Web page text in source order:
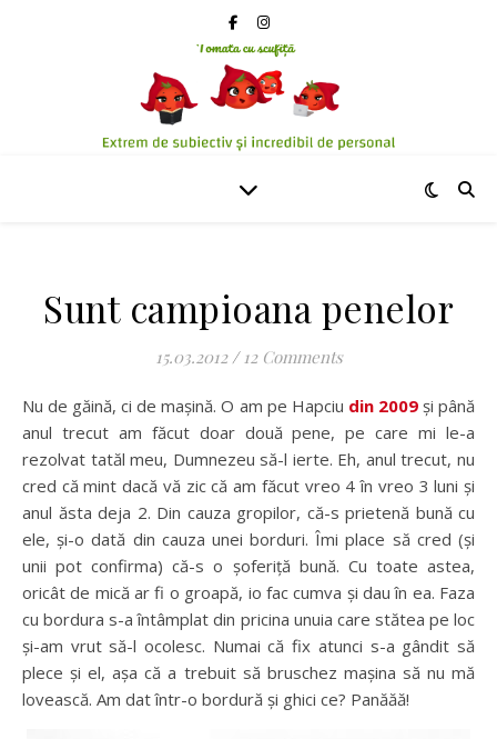
Sunt campioana penelor
15.03.2012 / 12 Comments
Nu de găină, ci de mașină. O am pe Hapciu din 2009și până
anul trecut am făcut doar două pene, pe care mi le-a
rezolvat tatăl meu, Dumnezeu să-l ierte. Eh, anul trecut, nu
cred că mint dacă vă zic că am făcut vreo 4 în vreo 3 luni și
anul ăsta deja 2. Din cauza gropilor, că-s prietenă bună cu
ele, și-o dată din cauza unei borduri. Îmi place să cred (și
unii pot confirma) că-s o șoferiță bună. Cu toate astea,
oricât de mică ar fi o groapă, io fac cumva și dau în ea. Faza
cu bordura s-a întâmplat din pricina unuia care stătea pe loc
și-am vrut să-l ocolesc. Numai că fix atunci s-a gândit să
plece și el, așa că a trebuit să bruschez mașina să nu mă
lovească. Am dat într-o bordură și ghici ce? Panăăă!